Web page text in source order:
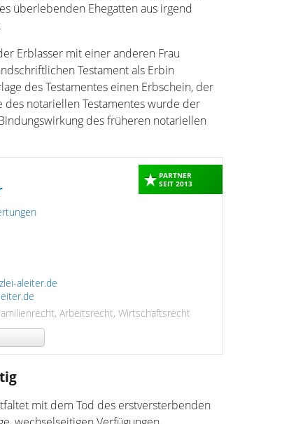
überlebenden Ehegatten aus irgend
Erblasser mit einer anderen Frau
Testament als Erbin
des Testamentes einen Erbschein, der
des notariellen Testamentes wurde der
des früheren notariellen
PARTNER
SEIT 2013
aleiter.de
Arbeitsrecht, Wirtschaftsrecht
mit dem Tod des erstversterbenden